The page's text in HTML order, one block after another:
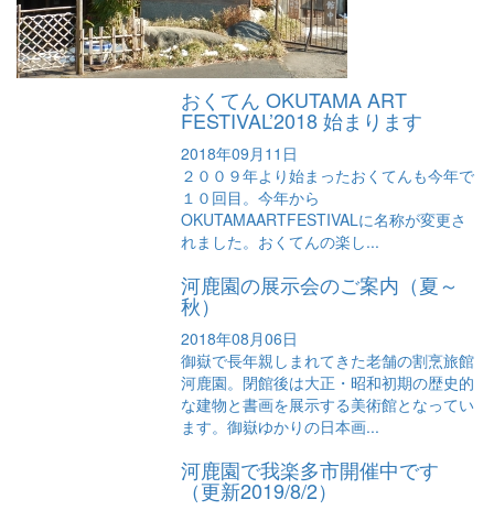
おくてん OKUTAMA ART
FESTIVAL’2018 始まります
2018年09月11日
２００９年より始まったおくてんも今年で
１０回目。今年から
OKUTAMAARTFESTIVALに名称が変更さ
れました。おくてんの楽し...
河鹿園の展示会のご案内（夏～
秋）
2018年08月06日
御嶽で長年親しまれてきた老舗の割烹旅館
河鹿園。閉館後は大正・昭和初期の歴史的
な建物と書画を展示する美術館となってい
ます。御嶽ゆかりの日本画...
河鹿園で我楽多市開催中です
（更新2019/8/2）